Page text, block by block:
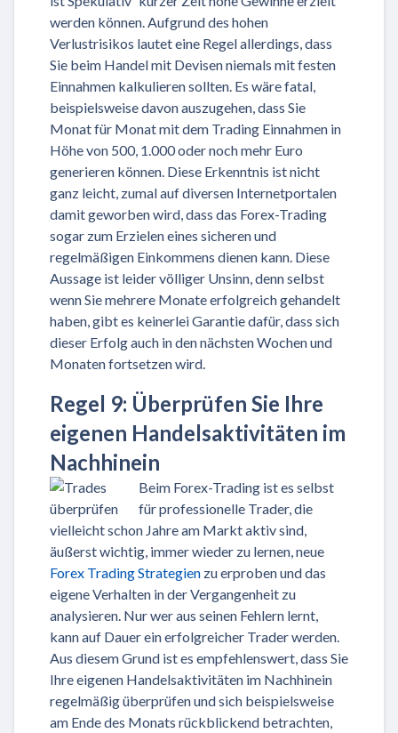
werden können. Aufgrund des hohen
Verlustrisikos lautet eine Regel allerdings, dass
Sie beim Handel mit Devisen niemals mit festen
Einnahmen kalkulieren sollten. Es wäre fatal,
beispielsweise davon auszugehen, dass Sie
Monat für Monat mit dem Trading Einnahmen in
Höhe von 500, 1.000 oder noch mehr Euro
generieren können. Diese Erkenntnis ist nicht
ganz leicht, zumal auf diversen Internetportalen
damit geworben wird, dass das Forex-Trading
sogar zum Erzielen eines sicheren und
regelmäßigen Einkommens dienen kann. Diese
Aussage ist leider völliger Unsinn, denn selbst
wenn Sie mehrere Monate erfolgreich gehandelt
haben, gibt es keinerlei Garantie dafür, dass sich
dieser Erfolg auch in den nächsten Wochen und
Monaten fortsetzen wird.
Regel 9: Überprüfen Sie Ihre
eigenen Handelsaktivitäten im
Nachhinein
Beim Forex-Trading ist es selbst
für professionelle Trader, die
vielleicht schon Jahre am Markt aktiv sind,
äußerst wichtig, immer wieder zu lernen, neue
Forex Trading Strategien zu erproben und das
eigene Verhalten in der Vergangenheit zu
analysieren. Nur wer aus seinen Fehlern lernt,
kann auf Dauer ein erfolgreicher Trader werden.
Aus diesem Grund ist es empfehlenswert, dass Sie
Ihre eigenen Handelsaktivitäten im Nachhinein
regelmäßig überprüfen und sich beispielsweise
am Ende des Monats rückblickend betrachten,